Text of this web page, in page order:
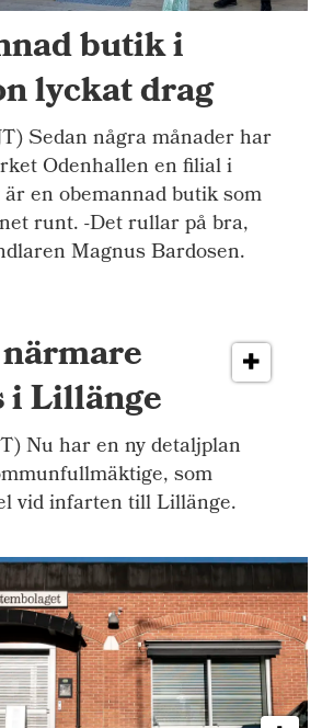
butik i
lyckat drag
Sedan några månader har
Odenhallen en filial i
en obemannad butik som
runt. -Det rullar på bra,
Magnus Bardosen.
i Lillänge
Nu har en ny detaljplan
som
vid infarten till Lillänge.